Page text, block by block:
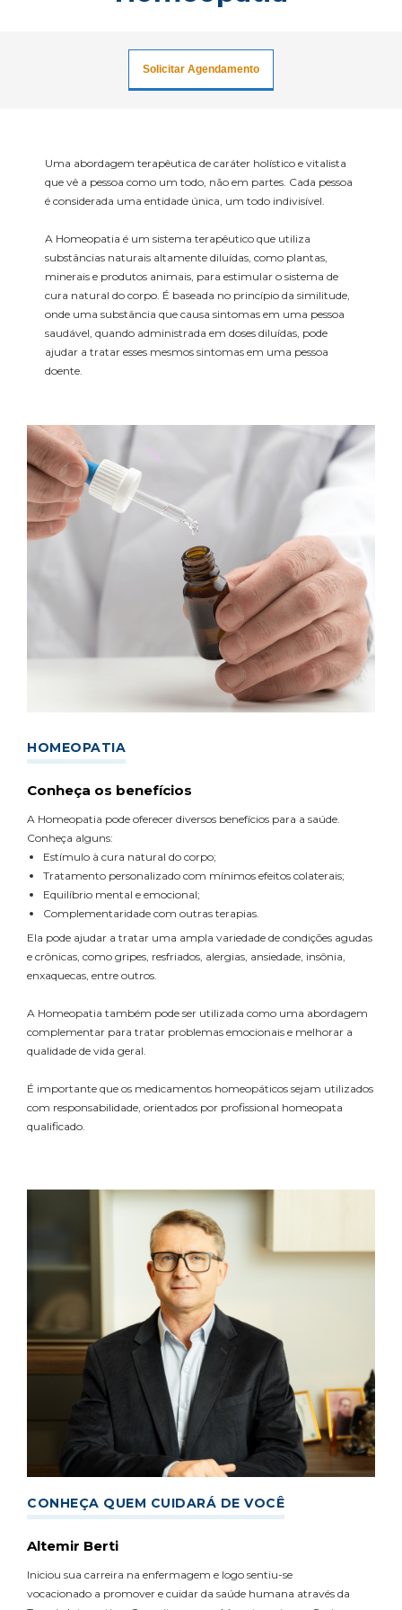
Solicitar Agendamento
Uma abordagem terapêutica de caráter holístico e vitalista
que vê a pessoa como um todo, não em partes. Cada pessoa
é considerada uma entidade única, um todo indivisível.
A Homeopatia é um sistema terapêutico que utiliza
substâncias naturais altamente diluídas, como plantas,
minerais e produtos animais, para estimular o sistema de
cura natural do corpo. É baseada no princípio da similitude,
onde uma substância que causa sintomas em uma pessoa
saudável, quando administrada em doses diluídas, pode
ajudar a tratar esses mesmos sintomas em uma pessoa
doente.
HOMEOPATIA
Conheça os benefícios
A Homeopatia pode oferecer diversos benefícios para a saúde.
Conheça alguns:
Estímulo à cura natural do corpo;
Tratamento personalizado com mínimos efeitos colaterais;
Equilíbrio mental e emocional;
Complementaridade com outras terapias.
Ela pode ajudar a tratar uma ampla variedade de condições agudas
e crônicas, como gripes, resfriados, alergias, ansiedade, insônia,
enxaquecas, entre outros.
A Homeopatia também pode ser utilizada como uma abordagem
complementar para tratar problemas emocionais e melhorar a
qualidade de vida geral.
É importante que os medicamentos homeopáticos sejam utilizados
com responsabilidade, orientados por profissional homeopata
qualificado.
CONHEÇA QUEM CUIDARÁ DE VOCÊ
Altemir Berti
Iniciou sua carreira na enfermagem e logo sentiu-se
vocacionado a promover e cuidar da saúde humana através da